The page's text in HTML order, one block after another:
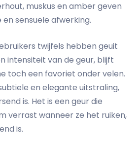
muskus en amber geven
sensuele afwerking.
twijfels hebben geuit
intensiteit van de geur, blijft
toch een favoriet onder velen.
en elegante uitstraling,
is. Het is een geur die
verrast wanneer ze het ruiken,
is.